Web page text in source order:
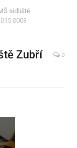
sídliště
0003
Zubří
0